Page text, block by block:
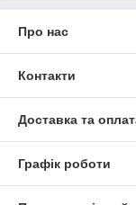
Про нас
Контакти
Доставка та
Графік роботи